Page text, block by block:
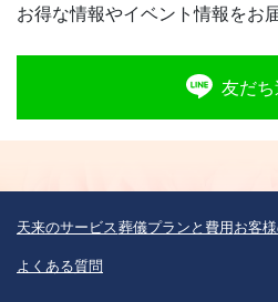
お得な情報やイベント情報をお
友だ
天来のサービス葬儀プランと費用お客
よくある質問